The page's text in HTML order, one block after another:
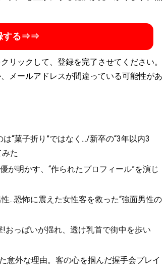
する⇒⇒
リックして、登録を完了させてください。
メールアドレスが間違っている可能性があ
“菓子折り”ではなく.../新卒の“3年以内3
た
明かす、“作られたプロフィール”を演じ
...恐怖に震えた女性客を救った“強面男性の
っぱいが揺れ、透け乳首で街中を歩い
外な理由。客の心を掴んだ握手会プレイ